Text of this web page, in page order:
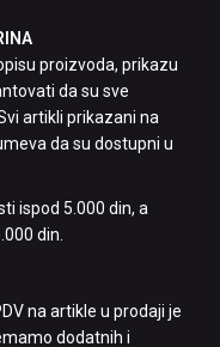
proizvoda, prikazu
da su sve
artikli prikazani na
da su dostupni u
ispod 5.000 din, a
din.
na artikle u prodaji je
dodatnih i